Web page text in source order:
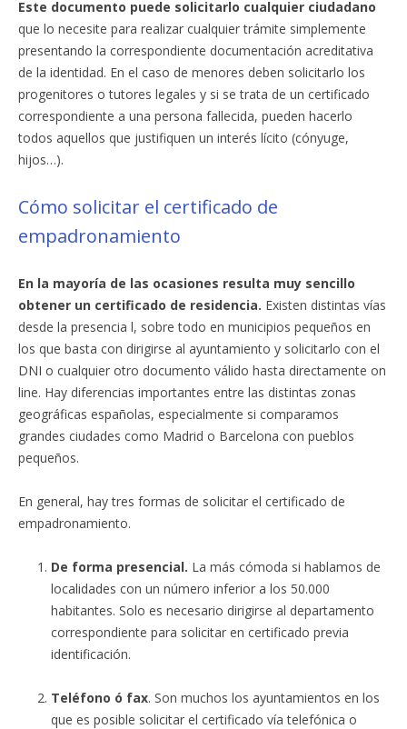
Este documento puede solicitarlo cualquier ciudadano
que lo necesite para realizar cualquier trámite simplemente
presentando la correspondiente documentación acreditativa
de la identidad. En el caso de menores deben solicitarlo los
progenitores o tutores legales y si se trata de un certificado
correspondiente a una persona fallecida, pueden hacerlo
todos aquellos que justifiquen un interés lícito (cónyuge,
hijos…).
Cómo solicitar el certificado de
empadronamiento
En la mayoría de las ocasiones resulta muy sencillo
obtener un certificado de residencia. Existen distintas vías
desde la presencia l, sobre todo en municipios pequeños en
los que basta con dirigirse al ayuntamiento y solicitarlo con el
DNI o cualquier otro documento válido hasta directamente on
line. Hay diferencias importantes entre las distintas zonas
geográficas españolas, especialmente si comparamos
grandes ciudades como Madrid o Barcelona con pueblos
pequeños.
En general, hay tres formas de solicitar el certificado de
empadronamiento.
De forma presencial. La más cómoda si hablamos de
localidades con un número inferior a los 50.000
habitantes. Solo es necesario dirigirse al departamento
correspondiente para solicitar en certificado previa
identificación.
Teléfono ó fax. Son muchos los ayuntamientos en los
que es posible solicitar el certificado vía telefónica o